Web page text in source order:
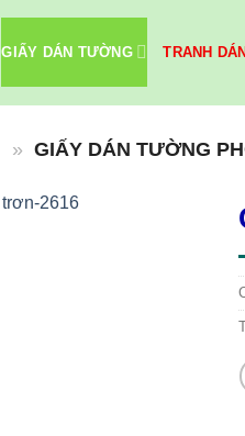
GIẤY DÁN TƯỜNG TRANH
» GIẤY DÁN TƯỜNG